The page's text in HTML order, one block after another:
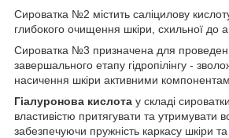
Сироватка №2 містить саліцилову
глибокого очищення шкіри, схильної до
Сироватка №3 призначена для
завершального етапу гідропілінгу -
насичення шкіри активними
Гіалуронова кислота у складі
властивістю притягувати та утримувати
забезпечуючи пружність каркасу шкіри